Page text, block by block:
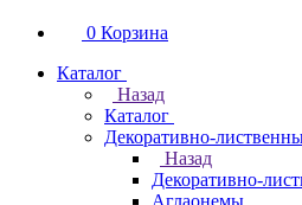
0 Корзина
Каталог
Назад
Каталог
Декоративно-
Назад
Декоративно-
Аглаонемы